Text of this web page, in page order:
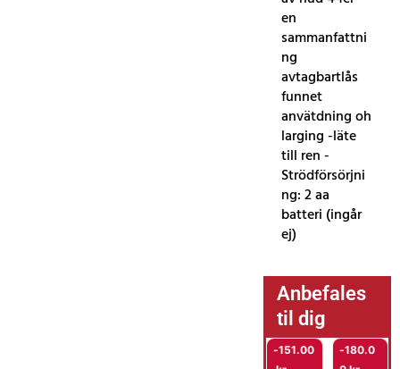
en
sammanfattni
ng
avtagbartlås
funnet
anvätdning oh
larging -läte
till ren -
Strödförsörjni
ng: 2 aa
batteri (ingår
ej)
Anbefales
til dig
-151.00
-180.0